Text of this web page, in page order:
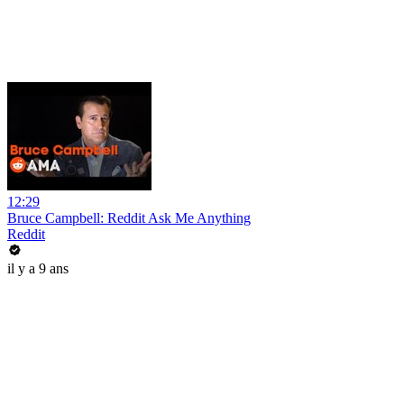
12:29
Bruce Campbell: Reddit Ask Me Anything
Reddit
il y a 9 ans